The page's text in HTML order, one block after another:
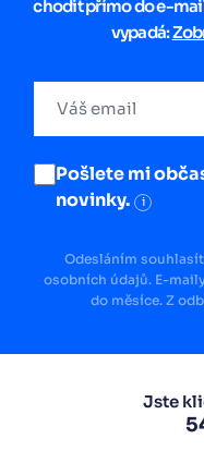
chodit přímo do e-
vypadá:
Pošlete mi
novinky.
i
Odesláním
osobních údajů. E-
do měsíce. Z
Jste